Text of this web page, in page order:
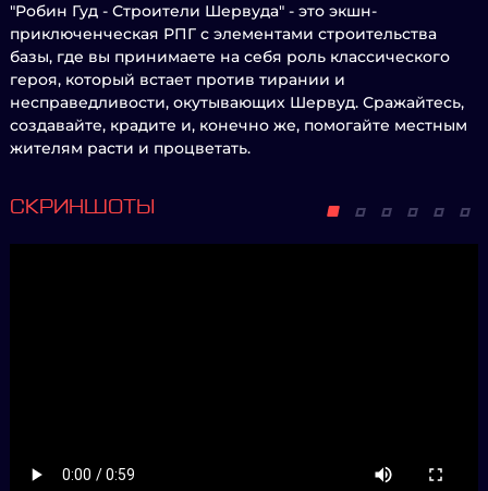
"Робин Гуд - Строители Шервуда" - это экшн-
приключенческая РПГ с элементами строительства
базы, где вы принимаете на себя роль классического
героя, который встает против тирании и
несправедливости, окутывающих Шервуд. Сражайтесь,
создавайте, крадите и, конечно же, помогайте местным
жителям расти и процветать.
СКРИНШОТЫ